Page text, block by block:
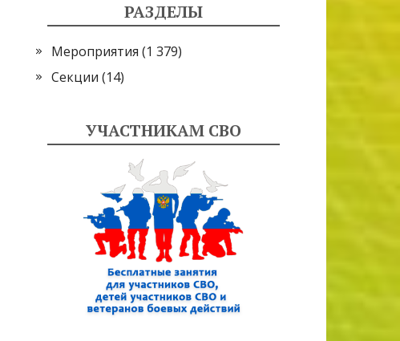
РАЗДЕЛЫ
Мероприятия (1 379)
Секции (14)
УЧАСТНИКАМ СВО